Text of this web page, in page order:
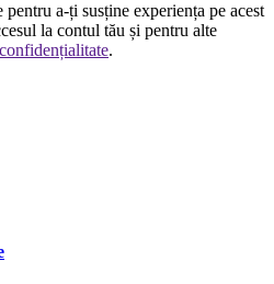
a-ți susține experiența pe acest
la contul tău și pentru alte
.